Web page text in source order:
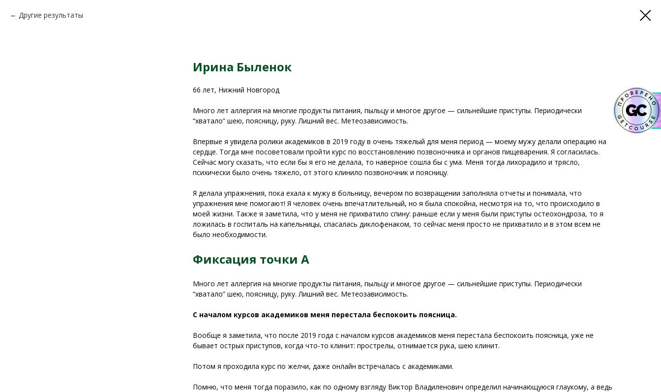
Другие результаты
Ирина Быленок
66 лет, Нижний Новгород
Много лет аллергия на многие продукты питания, пыльцу и многое другое — сильнейшие приступы. Периодически
“хватало” шею, поясницу, руку. Лишний вес. Метеозависимость.
Впервые я увидела ролики академиков в 2019 году в очень тяжелый для меня период — моему мужу делали операцию на
сердце. Тогда мне посоветовали пройти курс по восстановлению позвоночника и органов пищеварения. Я согласилась.
Сейчас могу сказать, что если бы я его не делала, то наверное сошла бы с ума. Меня тогда лихорадило и трясло,
психически было очень тяжело, от этого клинило позвоночник и поясницу.
Я делала упражнения, пока ехала к мужу в больницу, вечером по возвращении заполняла отчеты и понимала, что
упражнения мне помогают! Я человек очень впечатлительный, но я была спокойна, несмотря на то, что происходило в
моей жизни. Также я заметила, что у меня не прихватило спину: раньше если у меня были приступы остеохондроза, то я
ложилась в госпиталь на капельницы, спасалась диклофенаком, то сейчас меня просто не прихватило и в этом всем не
было необходимости.
Фиксация точки А
Много лет аллергия на многие продукты питания, пыльцу и многое другое — сильнейшие приступы. Периодически
“хватало” шею, поясницу, руку. Лишний вес. Метеозависимость.
С началом курсов академиков меня перестала беспокоить поясница.
Вообще я заметила, что после 2019 года с началом курсов академиков меня перестала беспокоить поясница, уже не
бывает острых приступов, когда что-то клинит: прострелы, отнимается рука, шею клинит.
Потом я проходила курс по желчи, даже онлайн встречалась с академиками.
Помню, что меня тогда поразило, как по одному взгляду Виктор Владиленович определил начинающуюся глаукому, а ведь